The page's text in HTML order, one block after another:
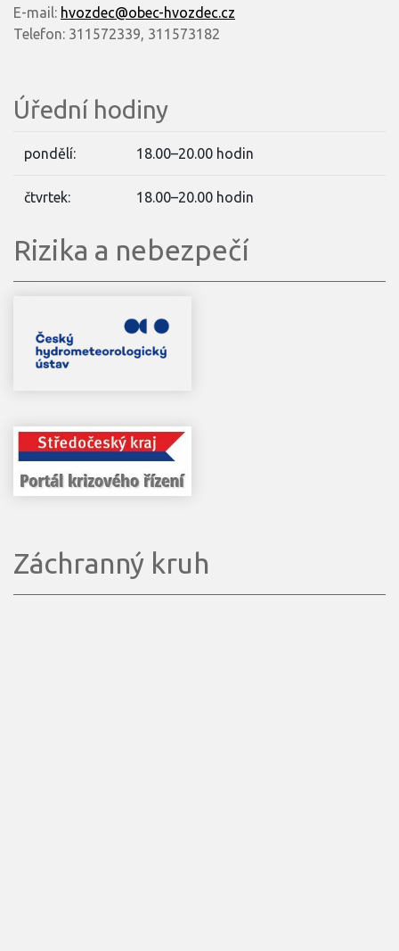
E-mail: hvozdec@obec-hvozdec.cz
Telefon: 311572339, 311573182
Úřední hodiny
pondělí: 18.00–20.00 hodin
čtvrtek: 18.00–20.00 hodin
Rizika a nebezpečí
Záchranný kruh